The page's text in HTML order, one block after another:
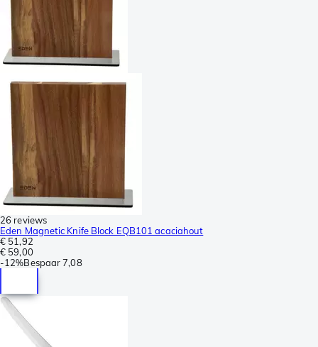
26 reviews
Eden Magnetic Knife Block EQB101 acaciahout
€ 51,92
€ 59,00
-12%Bespaar 7,08